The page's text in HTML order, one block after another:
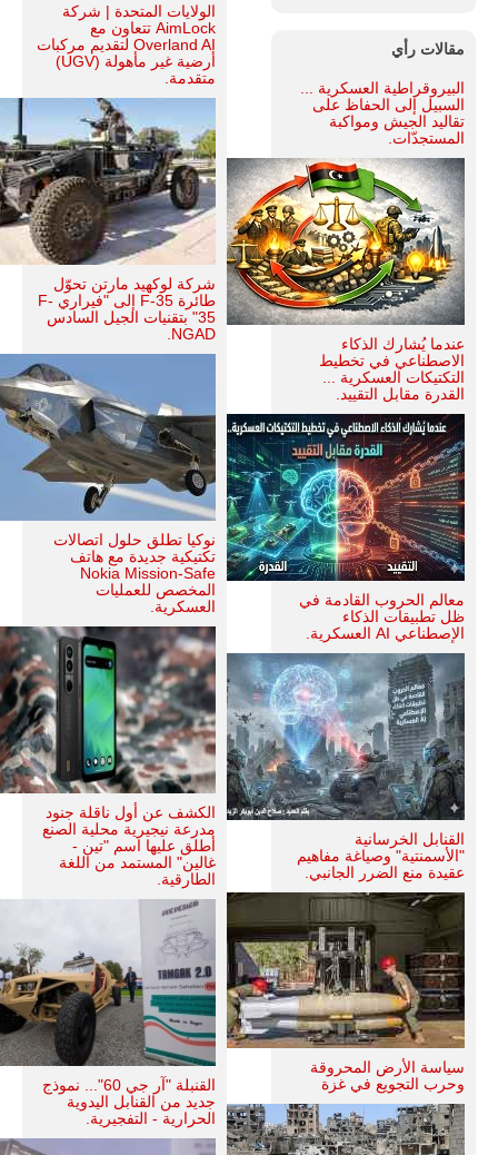
مقالات رأي
البيروقراطية العسكرية ...
السبيل إلى الحفاظ على
تقاليد الجيش ومواكبة
المستجدّات.
عندما يُشارك الذكاء
الاصطناعي في تخطيط
التكتيكات العسكرية ...
القدرة مقابل التقييد.
معالم الحروب القادمة في
ظل تطبيقات الذكاء
الإصطناعي AI العسكرية.
القنابل الخرسانية
"الأسمنتية" وصياغة مفاهيم
عقيدة منع الضرر الجانبي.
سياسة الأرض المحروقة
وحرب التجويع في غزة
الولايات المتحدة | شركة
AimLock تتعاون مع
Overland AI لتقديم مركبات
أرضية غير مأهولة (UGV)
متقدمة.
شركة لوكهيد مارتن تحوّل
طائرة F-35 إلى "فيراري F-
35" بتقنيات الجيل السادس
NGAD.
نوكيا تطلق حلول اتصالات
تكتيكية جديدة مع هاتف
Nokia Mission-Safe
المخصص للعمليات
العسكرية.
الكشف عن أول ناقلة جنود
مدرعة نيجيرية محلية الصنع
أطلق عليها اسم "تين -
غالين" المستمد من اللغة
الطارقية.
القنبلة "آر جي 60"... نموذج
جديد من القنابل اليدوية
الحرارية - التفجيرية.